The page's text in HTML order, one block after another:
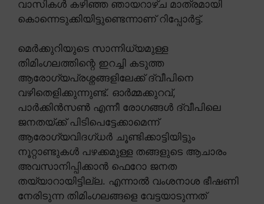
വാസികൾ കഴിഞ്ഞ ഞായറാഴ്ച മാത്രമായി
കൊന്നെടുക്കിയിട്ടുണ്ടെന്നാണ് റിപ്പോർട്ട്.
മെർക്കുറിയുടെ സാന്നിധ്യമുള്ള
തിമിംഗലത്തിന്റെ ഇറച്ചി കടുത്ത
ആരോഗ്യപ്രശ്നങ്ങളിലേക്ക് ദ്വീപിനെ
വഴിതെളിക്കുന്നുണ്ട്. ഓർമ്മക്കുറവ്,
പാർക്കിൻസൺ എന്നീ രോഗങ്ങൾ ദ്വീപിലെ
ജനതയ്ക്ക് പിടിപെട്ടേക്കാമെന്ന്
ആരോഗ്യവിദഗ്ധർ ചൂണ്ടിക്കാട്ടിയിട്ടും
നൂറ്റാണ്ടുകൾ പഴക്കമുള്ള തങ്ങളുടെ ആചാരം
അവസാനിപ്പിക്കാൻ ഫെറോ ജനത
തയ്യാറായിട്ടില്ല. എന്നാൽ വംശനാശ ഭീഷണി
നേരിടുന്ന തിമിംഗലങ്ങളെ വേട്ടയാടുന്നത്